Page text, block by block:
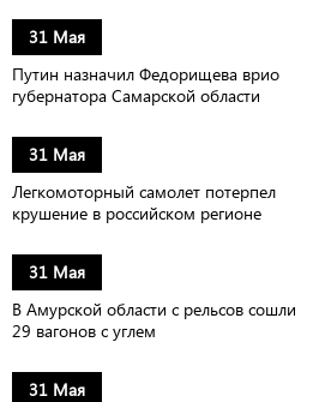
31 Мая
Путин назначил Федорищева врио
губернатора Самарской области
31 Мая
Легкомоторный самолет потерпел
крушение в российском регионе
31 Мая
В Амурской области с рельсов сошли
29 вагонов с углем
31 Мая